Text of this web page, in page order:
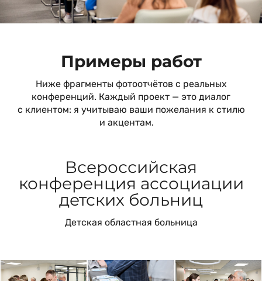
Примеры работ
Ниже фрагменты фотоотчётов с реальных
конференций. Каждый проект — это диалог
с клиентом: я учитываю ваши пожелания к стилю
и акцентам.
Всероссийская
конференция ассоциации
детских больниц
Детская областная больница